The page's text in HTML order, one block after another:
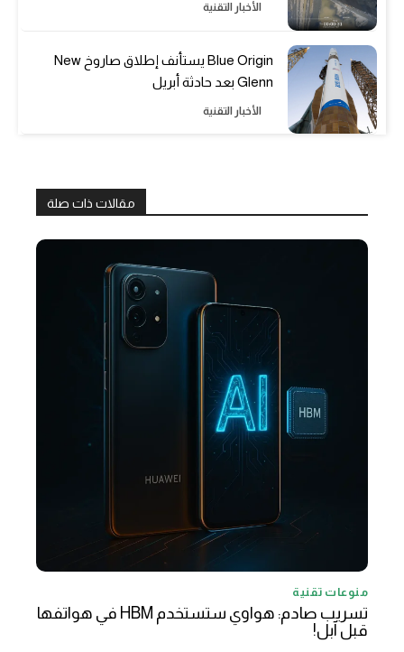
الأخبار التقنية
Blue Origin يستأنف إطلاق صاروخ New
Glenn بعد حادثة أبريل
الأخبار التقنية
مقالات ذات صلة
منوعات تقنية
تسريب صادم: هواوي ستستخدم HBM في هواتفها
قبل آبل!